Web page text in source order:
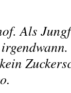
Als